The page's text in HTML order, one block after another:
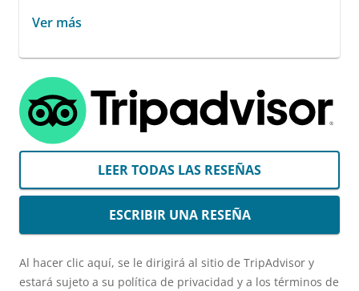
Ver más
LEER TODAS LAS RESEÑAS
ESCRIBIR UNA RESEÑA
Al hacer clic aquí, se le dirigirá al sitio de TripAdvisor y
estará sujeto a su política de privacidad y a los términos de